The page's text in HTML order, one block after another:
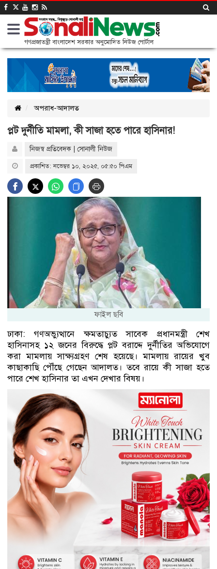
গণপ্রজাতন্ত্রী বাংলাদেশ সরকার অনুমোদিত নিউজ পোর্টাল
অপরাধ-আদালত
প্লট দুর্নীতি মামলা, কী সাজা হতে পারে হাসিনার!
নিজস্ব প্রতিবেদক | সোনালী নিউজ
প্রকাশিত: নভেম্বর ১০, ২০২৫, ০৫:৫০ পিএম
ফাইল ছবি
ঢাকা: গণঅভ্যুত্থানে ক্ষমতাচ্যুত সাবেক প্রধানমন্ত্রী শেখ
হাসিনাসহ ১২ জনের বিরুদ্ধে প্লট বরাদ্দে দুর্নীতির অভিযোগে
করা মামলায় সাক্ষ্যগ্রহণ শেষ হয়েছে। মামলায় রায়ের খুব
কাছাকাছি পৌঁছে গেছেন আদালত। তবে রায়ে কী সাজা হতে
পারে শেখ হাসিনার তা এখন দেখার বিষয়।